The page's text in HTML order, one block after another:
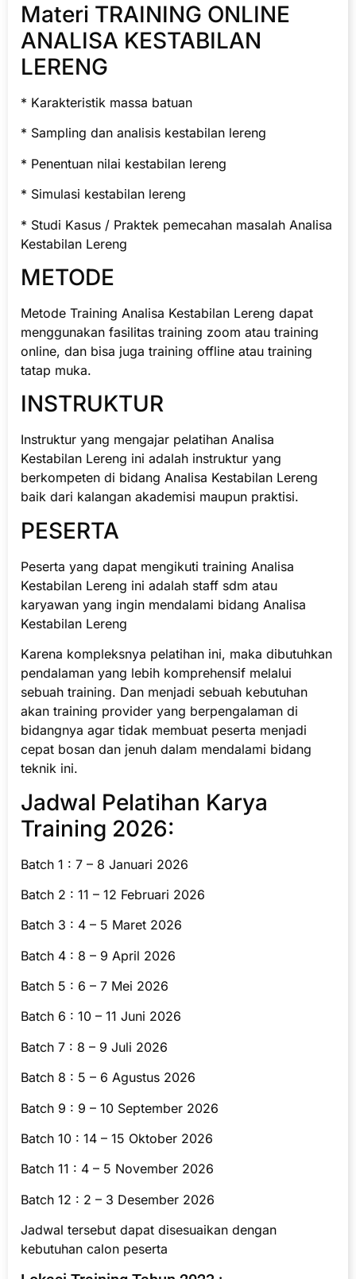
Materi TRAINING ONLINE
ANALISA KESTABILAN
LERENG
* Karakteristik massa batuan
* Sampling dan analisis kestabilan lereng
* Penentuan nilai kestabilan lereng
* Simulasi kestabilan lereng
* Studi Kasus / Praktek pemecahan masalah Analisa
Kestabilan Lereng
METODE
Metode Training Analisa Kestabilan Lereng dapat
menggunakan fasilitas training zoom atau training
online, dan bisa juga training offline atau training
tatap muka.
INSTRUKTUR
Instruktur yang mengajar pelatihan Analisa
Kestabilan Lereng ini adalah instruktur yang
berkompeten di bidang Analisa Kestabilan Lereng
baik dari kalangan akademisi maupun praktisi.
PESERTA
Peserta yang dapat mengikuti training Analisa
Kestabilan Lereng ini adalah staff sdm atau
karyawan yang ingin mendalami bidang Analisa
Kestabilan Lereng
Karena kompleksnya pelatihan ini, maka dibutuhkan
pendalaman yang lebih komprehensif melalui
sebuah training. Dan menjadi sebuah kebutuhan
akan training provider yang berpengalaman di
bidangnya agar tidak membuat peserta menjadi
cepat bosan dan jenuh dalam mendalami bidang
teknik ini.
Jadwal Pelatihan Karya
Training 2026:
Batch 1 : 7 – 8 Januari 2026
Batch 2 : 11 – 12 Februari 2026
Batch 3 : 4 – 5 Maret 2026
Batch 4 : 8 – 9 April 2026
Batch 5 : 6 – 7 Mei 2026
Batch 6 : 10 – 11 Juni 2026
Batch 7 : 8 – 9 Juli 2026
Batch 8 : 5 – 6 Agustus 2026
Batch 9 : 9 – 10 September 2026
Batch 10 : 14 – 15 Oktober 2026
Batch 11 : 4 – 5 November 2026
Batch 12 : 2 – 3 Desember 2026
Jadwal tersebut dapat disesuaikan dengan
kebutuhan calon peserta